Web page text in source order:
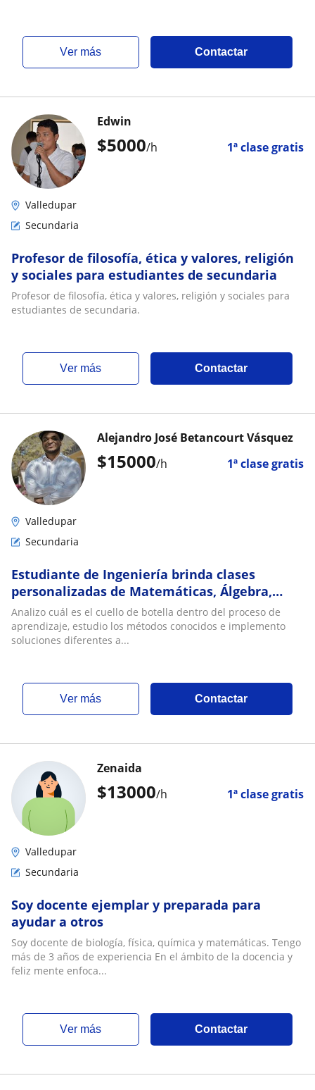
ver más Contactar
$5000/h 1ª clase gratis
Edwin
Valledupar
Secundaria
Profesor de filosofía, ética y valores, religión
y sociales para estudiantes de secundaria
Profesor de filosofía, ética y valores, religión y sociales para
estudiantes de secundaria.
ver más Contactar
$15000/h 1ª clase gratis
Alejandro José Betancourt Vásquez
Valledupar
Secundaria
Estudiante de Ingeniería brinda clases
personalizadas de Matemáticas, Álgebra,
Física, Química e Inglés
Analizo cuál es el cuello de botella dentro del proceso de
aprendizaje, estudio los métodos conocidos e implemento
soluciones diferentes a...
ver más Contactar
$13000/h 1ª clase gratis
Zenaida
Valledupar
Secundaria
Soy docente ejemplar y preparada para
ayudar a otros
Soy docente de biología, física, química y matemáticas. Tengo
más de 3 años de experiencia En el ámbito de la docencia y
feliz mente enfoca...
ver más Contactar